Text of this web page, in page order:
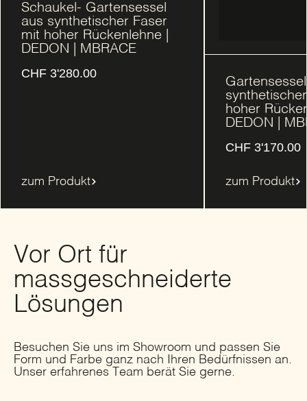
Schaukel- Gartensessel
aus synthetischer Faser
mit hoher Rückenlehne |
DEDON | MBRACE
CHF 3'280.00
zum Produkt
hoher
DEDON |
CHF 3'170.00
zum Produkt
Vor Ort für
massgeschneiderte
Lösungen
Besuchen Sie uns im Showroom und passen Sie
Form und Farbe ganz nach Ihren Bedürfnissen an.
Unser erfahrenes Team berät Sie gerne.